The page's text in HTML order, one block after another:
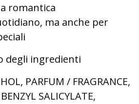
romantica
ma anche per
degli ingredienti
PARFUM / FRAGRANCE,
SALICYLATE,